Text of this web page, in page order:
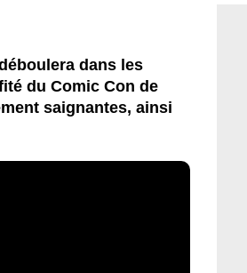
cet article
dans les
du Comic Con de
saignantes, ainsi